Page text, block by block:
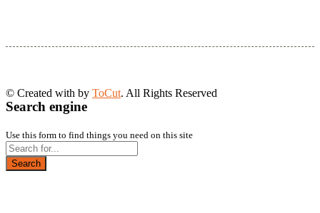
© Created with by ToCut. All Rights Reserved
Search engine
Use this form to find things you need on this site
Search